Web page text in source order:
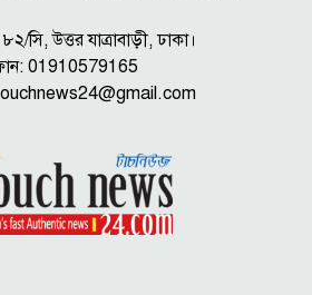
সি, উত্তর যাত্রাবাড়ী, ঢাকা।
01910579165